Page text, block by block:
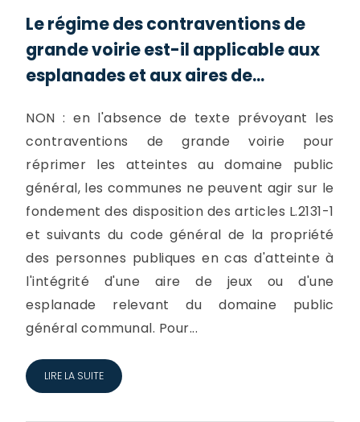
Le régime des contraventions de
grande voirie est-il applicable aux
esplanades et aux aires de...
NON : en l'absence de texte prévoyant les
contraventions de grande voirie pour
réprimer les atteintes au domaine public
général, les communes ne peuvent agir sur le
fondement des disposition des articles L.2131-1
et suivants du code général de la propriété
des personnes publiques en cas d'atteinte à
l'intégrité d'une aire de jeux ou d'une
esplanade relevant du domaine public
général communal. Pour...
LIRE LA SUITE